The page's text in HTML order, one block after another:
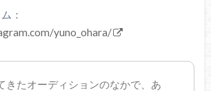
：
yuno_ohara/
きたオーディションのなかで、あ